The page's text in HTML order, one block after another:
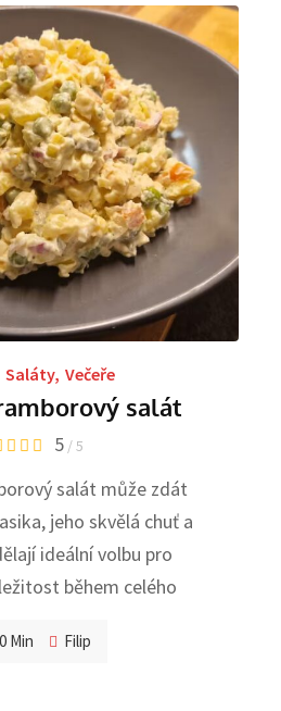
Saláty, Večeře
salát
5 / 5
salát může zdát
jeho skvělá chuť a
ideální volbu pro
během celého
Min Filip